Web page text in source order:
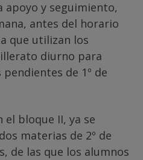
apoyo y seguimiento,
antes del horario
que utilizan los
diurno para
de 1º de
el bloque II, ya se
materias de 2º de
de las que los alumnos